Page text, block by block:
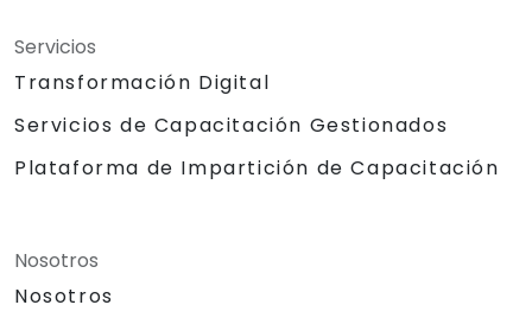
Servicios
Transformación Digital
Servicios de Capacitación Gestionados
Plataforma de Impartición de Capacitación
Nosotros
Nosotros